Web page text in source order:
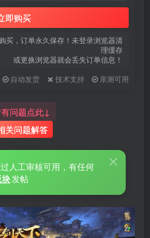
即购买
买，订单永久保存！未登录浏览器清
理缓存
或更换浏览器就会丢失订单信息！
自动发货 技术支持 亲测可用
问题点此↓
关问题解答
人工审核可用，有任何
发帖